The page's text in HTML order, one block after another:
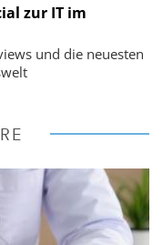
zur IT im
und die neuesten